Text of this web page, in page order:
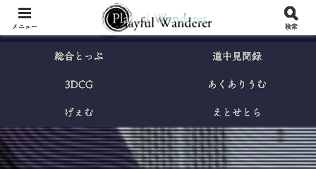
総合とっぷ 道中見聞録
3DCG あくありうむ
げぇむ えとせとら
メニュー 検索